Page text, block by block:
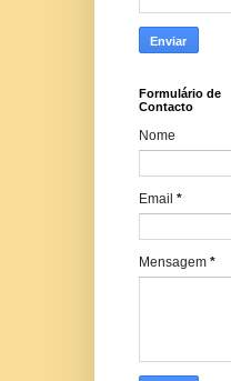
Formulário de
Contacto
Nome
Email *
Mensagem *